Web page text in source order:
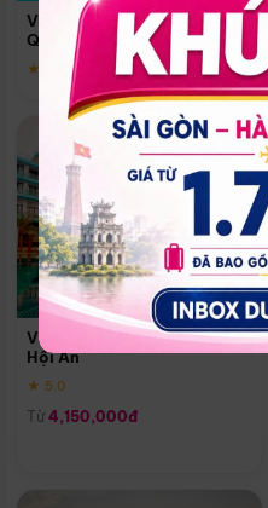
Vinpearl Resort & Spa Phu
Quoc
★ 5.0
Vinpearl Resort & Golf Nam
Hội An
★ 5.0
Từ 4,150,000đ